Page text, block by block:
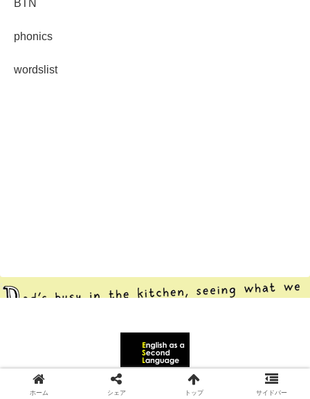
BTN
phonics
wordslist
© 2020 無料英語学習サイト.
ホーム シェア トップ サイドバー